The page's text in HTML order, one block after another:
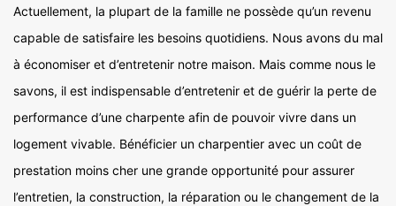
Actuellement, la plupart de la famille ne possède qu’un revenu
capable de satisfaire les besoins quotidiens. Nous avons du mal
à économiser et d’entretenir notre maison. Mais comme nous le
savons, il est indispensable d’entretenir et de guérir la perte de
performance d’une charpente afin de pouvoir vivre dans un
logement vivable. Bénéficier un charpentier avec un coût de
prestation moins cher une grande opportunité pour assurer
l’entretien, la construction, la réparation ou le changement de la